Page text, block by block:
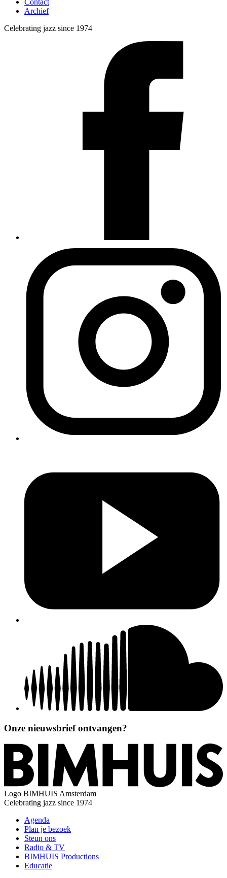
Contact
Archief
Celebrating jazz since 1974
Onze nieuwsbrief ontvangen?
Logo BIMHUIS Amsterdam
Celebrating jazz since 1974
Agenda
Plan je bezoek
Steun ons
Radio & TV
BIMHUIS Productions
Educatie